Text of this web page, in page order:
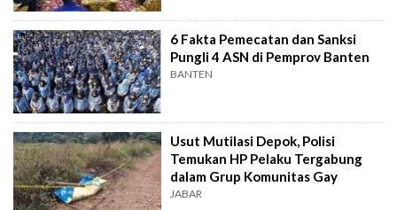
6 Fakta Pemecatan dan Sanksi
Pungli 4 ASN di Pemprov Banten
BANTEN
Usut Mutilasi Depok, Polisi
Temukan HP Pelaku Tergabung
dalam Grup Komunitas Gay
JABAR